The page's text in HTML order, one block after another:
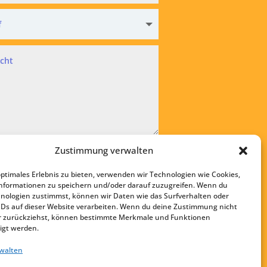
Zustimmung verwalten
Erlebnis zu bieten, verwenden wir Technologien wie Cookies,
zu speichern und/oder darauf zuzugreifen. Wenn du
zustimmst, können wir Daten wie das Surfverhalten oder
auf dieser Website verarbeiten. Wenn du deine Zustimmung nicht
zurückziehst, können bestimmte Merkmale und Funktionen
werden.
Datenschutzvereinbarung
Startseite
Kontakt
Impressum
Datenschutz